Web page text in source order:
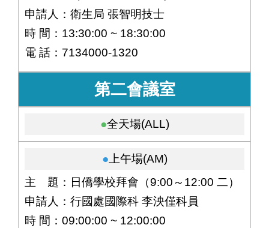
申請人：衛生局 張智明技士
時 間：13:30:00 ~ 18:30:00
電 話：7134000-1320
第二會議室
全天場(ALL)
上午場(AM)
主 題：日僑學校拜會（9:00～12:00 二）
申請人：行國處國際科 李泱僅科員
時 間：09:00:00 ~ 12:00:00